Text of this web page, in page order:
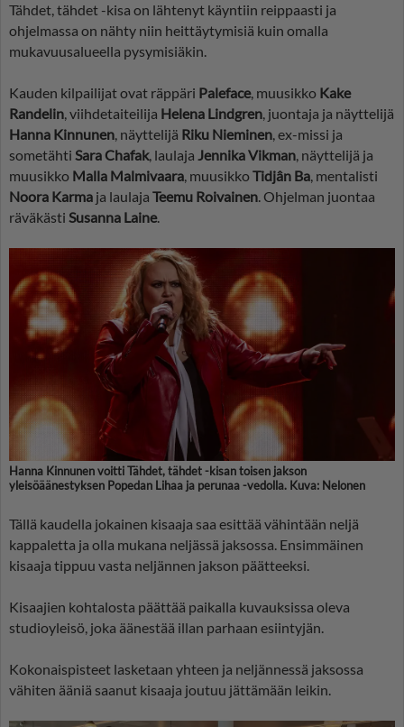
Tähdet, tähdet -kisa on lähtenyt käyntiin reippaasti ja
ohjelmassa on nähty niin heittäytymisiä kuin omalla
mukavuusalueella pysymisiäkin.
Kauden kilpailijat ovat räppäri Paleface, muusikko Kake
Randelin, viihdetaiteilija Helena Lindgren, juontaja ja näyttelijä
Hanna Kinnunen, näyttelijä Riku Nieminen, ex-missi ja
sometähti Sara Chafak, laulaja Jennika Vikman, näyttelijä ja
muusikko Malla Malmivaara, muusikkoTidjân Ba, mentalisti
Noora Karma ja laulaja Teemu Roivainen. Ohjelman juontaa
räväkästi Susanna Laine.
Hanna Kinnunen voitti Tähdet, tähdet -kisan toisen jakson
yleisöäänestyksen Popedan Lihaa ja perunaa -vedolla. Kuva: Nelonen
Tällä kaudella jokainen kisaaja saa esittää vähintään neljä
kappaletta ja olla mukana neljässä jaksossa. Ensimmäinen
kisaaja tippuu vasta neljännen jakson päätteeksi.
Kisaajien kohtalosta päättää paikalla kuvauksissa oleva
studioyleisö, joka äänestää illan parhaan esiintyjän.
Kokonaispisteet lasketaan yhteen ja neljännessä jaksossa
vähiten ääniä saanut kisaaja joutuu jättämään leikin.